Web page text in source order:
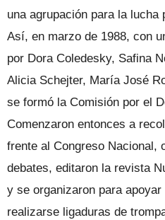
una agrupación para la lucha
Así, en marzo de 1988, con
por Dora Coledesky, Safina
Alicia Schejter, María José
se formó la Comisión por el
Comenzaron entonces a
frente al Congreso Nacional,
debates, editaron la revista
y se organizaron para
realizarse ligaduras de